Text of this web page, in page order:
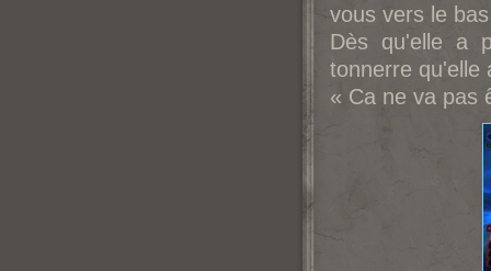
vous vers le
Dès qu'elle a
tonnerre qu'elle
« Ca ne va pas